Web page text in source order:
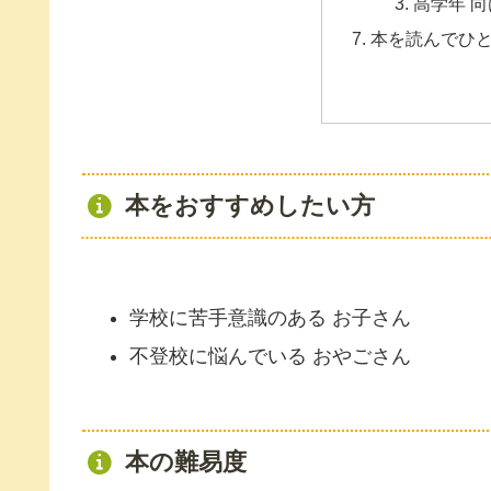
本を読んでひ
本をおすすめしたい方
学校に苦手意識のある お子さん
不登校に悩んでいる おやごさん
本の難易度